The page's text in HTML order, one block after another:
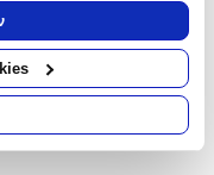
με τη γεωγραφική
ακριβείς σε
σαρώνοντας ενεργά
αποτύπωμα)
επεξεργασίας των